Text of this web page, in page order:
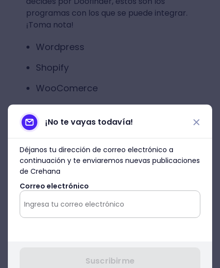
programas con los que se puede integrar.
¡Toma nota!
Wordpress
Shopify
WooComerce
OpenCart
Magneto
VirtueMart
ZenCart
Drupal
¡No te vayas todavía!
Déjanos tu dirección de correo electrónico a
continuación y te enviaremos nuevas publicaciones
de Crehana
Correo electrónico
Suscribirme